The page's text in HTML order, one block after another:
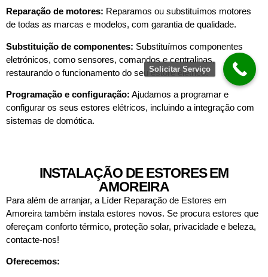
Reparação de motores: Reparamos ou substituímos motores
de todas as marcas e modelos, com garantia de qualidade.
Substituição de componentes: Substituímos componentes
eletrónicos, como sensores, comandos e centralinas,
restaurando o funcionamento do seu estore elétrico.
Programação e configuração: Ajudamos a programar e
configurar os seus estores elétricos, incluindo a integração com
sistemas de domótica.
INSTALAÇÃO DE ESTORES EM
AMOREIRA
Para além de arranjar, a Líder Reparação de Estores em
Amoreira também instala estores novos. Se procura estores que
ofereçam conforto térmico, proteção solar, privacidade e beleza,
contacte-nos!
Oferecemos:
Solicitar Serviço